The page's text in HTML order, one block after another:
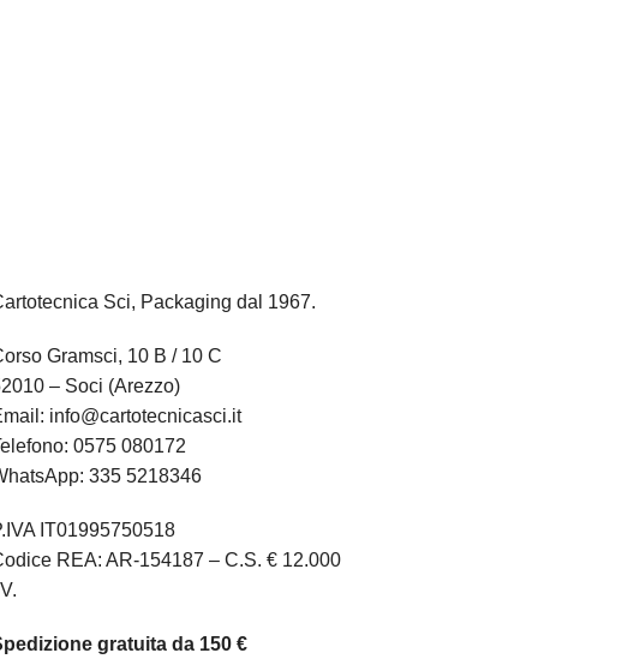
Sci, Packaging dal 1967.
Gramsci, 10 B / 10 C
– Soci (Arezzo)
info@cartotecnicasci.it
0575 080172
335 5218346
IT01995750518
REA: AR-154187 – C.S. € 12.000
gratuita da 150 €